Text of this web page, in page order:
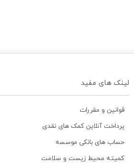
لینک های مفید
قوانین و مقررات
پرداخت آنلاین کمک های نقدی
حساب های بانکی موسسه
کمیته محیط زیست و سلامت